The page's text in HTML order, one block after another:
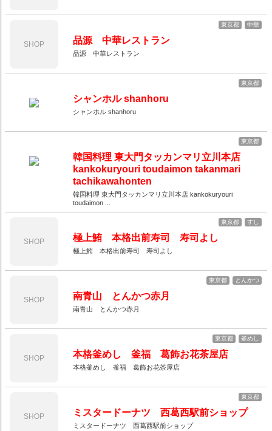
SHOP
東京都 中華
品源 中華レストラン
品源 中華レストラン
東京都
シャンホル shanhoru
シャンホル shanhoru
東京都
韓国料理 東大門タッカンマリ立川本店
kankokuryouri toudaimon takanmari
tachikawahonten
韓国料理 東大門タッカンマリ立川本店 kankokuryouri
toudaimon ...
SHOP
東京都 すし
極上鮪 本格出前寿司 寿司よし
極上鮪 本格出前寿司 寿司よし
SHOP
東京都 とんかつ
南青山 とんかつ赤月
南青山 とんかつ赤月
SHOP
東京都 釜めし
本格釜めし 釜福 葛飾お花茶屋店
本格釜めし 釜福 葛飾お花茶屋店
SHOP
東京都
ミスタードーナツ 西葛西駅前ショップ
ミスタードーナツ 西葛西駅前ショップ